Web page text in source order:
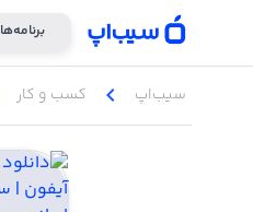
برنامه‌ها
سیب‌اپ chevron_left کسب‌ و ‌کار